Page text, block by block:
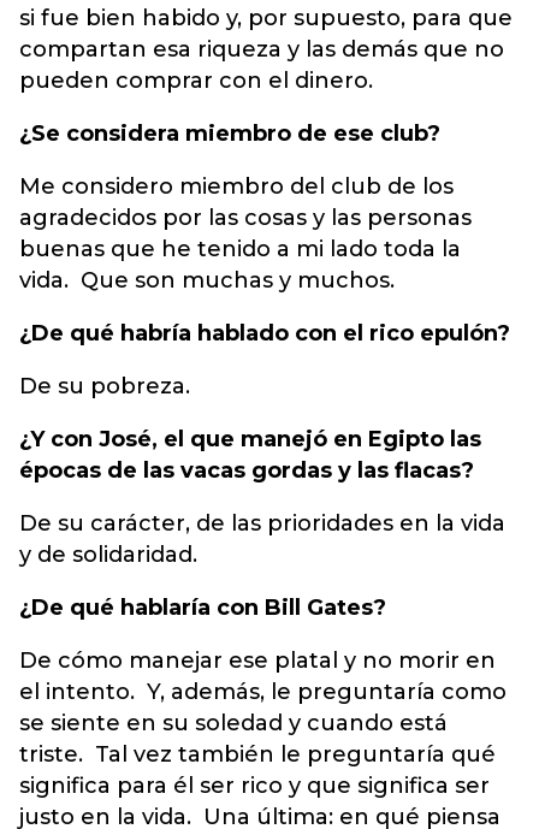
si fue bien habido y, por supuesto, para que
compartan esa riqueza y las demás que no
pueden comprar con el dinero.
¿Se considera miembro de ese club?
Me considero miembro del club de los
agradecidos por las cosas y las personas
buenas que he tenido a mi lado toda la
vida. Que son muchas y muchos.
¿De qué habría hablado con el rico epulón?
De su pobreza.
¿Y con José, el que manejó en Egipto las
épocas de las vacas gordas y las flacas?
De su carácter, de las prioridades en la vida
y de solidaridad.
¿De qué hablaría con Bill Gates?
De cómo manejar ese platal y no morir en
el intento. Y, además, le preguntaría como
se siente en su soledad y cuando está
triste. Tal vez también le preguntaría qué
significa para él ser rico y que significa ser
justo en la vida. Una última: en qué piensa